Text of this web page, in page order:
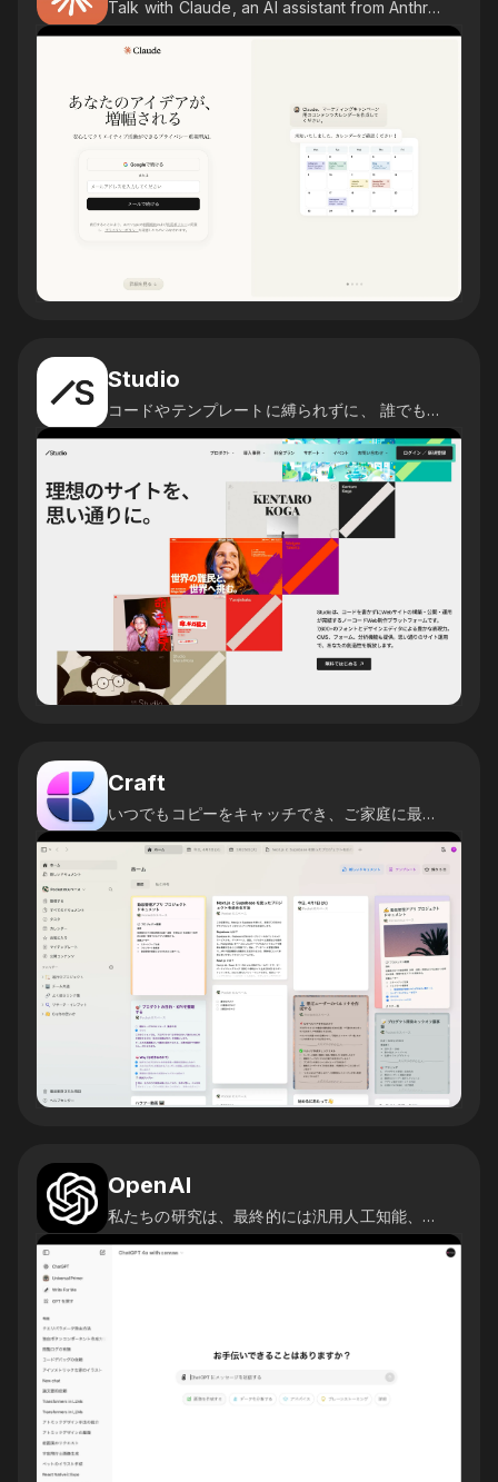
Talk with Claude, an AI assistant from Anthropic
Studio
コードやテンプレートに縛られずに、 誰でも自由自在にデザイン可能。
Craft
いつでもコピーをキャッチでき、ご家庭に最適です。
OpenAI
私たちの研究は、最終的には汎用人工知能、つまり人間レベルの問題を解決できるシステムにつながると信じています。